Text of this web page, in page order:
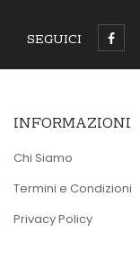
SEGUICI
INFORMAZIONI
Chi Siamo
Termini e Condizioni
Privacy Policy